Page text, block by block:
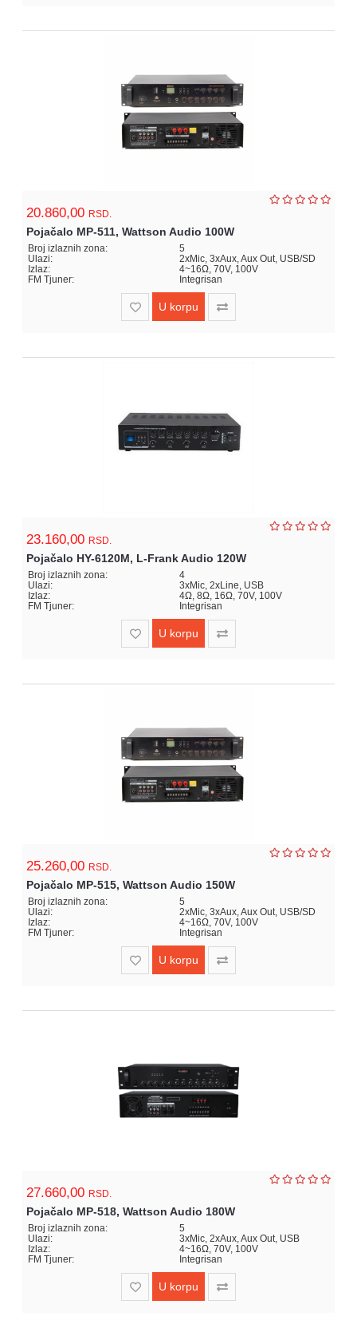
20.860,00 RSD.
Pojačalo MP-511, Wattson Audio 100W
Broj izlaznih zona:
5
Ulazi:
2xMic, 3xAux, Aux Out, USB/SD
Izlaz:
4~16Ω, 70V, 100V
FM Tjuner:
Integrisan
U korpu
23.160,00 RSD.
Pojačalo HY-6120M, L-Frank Audio 120W
Broj izlaznih zona:
4
Ulazi:
3xMic, 2xLine, USB
Izlaz:
4Ω, 8Ω, 16Ω, 70V, 100V
FM Tjuner:
Integrisan
U korpu
25.260,00 RSD.
Pojačalo MP-515, Wattson Audio 150W
Broj izlaznih zona:
5
Ulazi:
2xMic, 3xAux, Aux Out, USB/SD
Izlaz:
4~16Ω, 70V, 100V
FM Tjuner:
Integrisan
U korpu
27.660,00 RSD.
Pojačalo MP-518, Wattson Audio 180W
Broj izlaznih zona:
5
Ulazi:
3xMic, 2xAux, Aux Out, USB
Izlaz:
4~16Ω, 70V, 100V
FM Tjuner:
Integrisan
U korpu